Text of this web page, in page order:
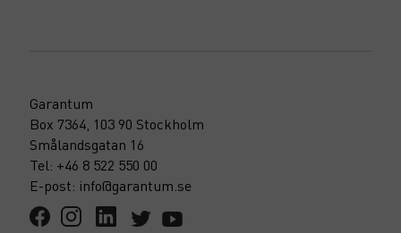
Garantum
Box 7364, 103 90 Stockholm
Smålandsgatan 16
Tel: +46 8 522 550 00
E-post: info@garantum.se